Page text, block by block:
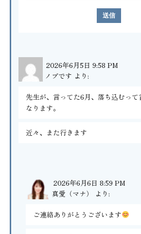
ノブです より:
2026年6月5日 9:58 PM
先生が、言ってた6月、落ち込むって
なります。
近々、また行きます
真愛（マナ） より:
2026年6月6日 8:59 PM
ご連絡ありがとうございます